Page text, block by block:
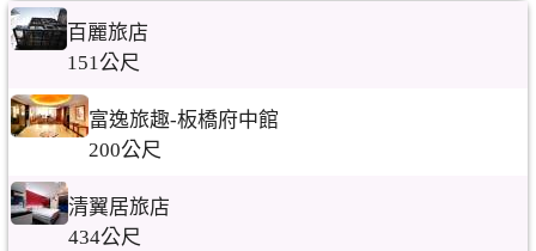
百麗旅店
151公尺
富逸旅趣-板橋府中館
200公尺
清翼居旅店
434公尺